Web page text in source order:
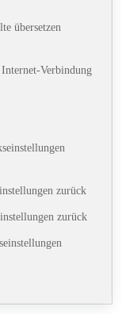
übersetzen
Verbindung
zurück
zurück